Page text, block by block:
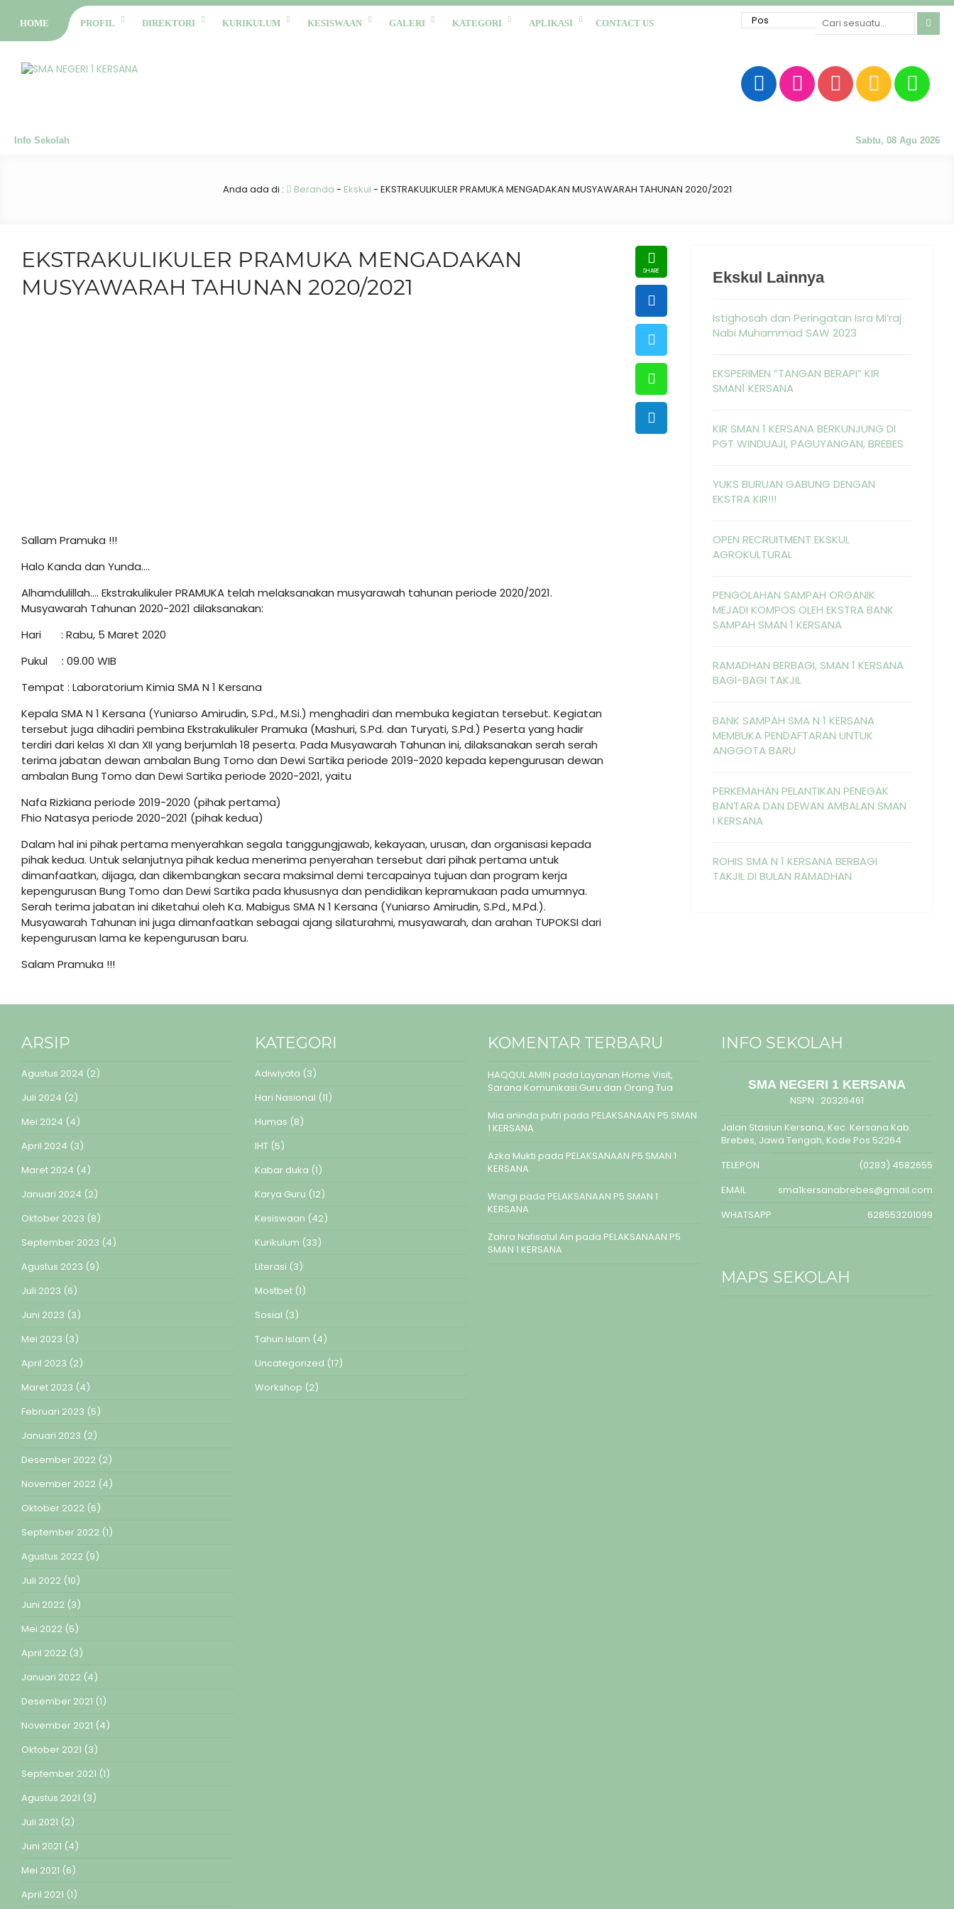
HOME PROFIL DIREKTORI KURIKULUM KESISWAAN GALERI KATEGORI APLIKASI CONTACT US
Info Sekolah Sabtu, 08 Agu 2026
Anda ada di : Beranda - Ekskul - EKSTRAKULIKULER PRAMUKA MENGADAKAN MUSYAWARAH TAHUNAN 2020/2021
EKSTRAKULIKULER PRAMUKA MENGADAKAN
MUSYAWARAH TAHUNAN 2020/2021
Sallam Pramuka !!!
Halo Kanda dan Yunda….
Alhamdulillah…. Ekstrakulikuler PRAMUKA telah melaksanakan musyarawah tahunan periode 2020/2021.
Musyawarah Tahunan 2020-2021 dilaksanakan:
Hari : Rabu, 5 Maret 2020
Pukul : 09.00 WIB
Tempat : Laboratorium Kimia SMA N 1 Kersana
Kepala SMA N 1 Kersana (Yuniarso Amirudin, S.Pd., M.Si.) menghadiri dan membuka kegiatan tersebut. Kegiatan
tersebut juga dihadiri pembina Ekstrakulikuler Pramuka (Mashuri, S.Pd. dan Turyati, S.Pd.) Peserta yang hadir
terdiri dari kelas XI dan XII yang berjumlah 18 peserta. Pada Musyawarah Tahunan ini, dilaksanakan serah serah
terima jabatan dewan ambalan Bung Tomo dan Dewi Sartika periode 2019-2020 kepada kepengurusan dewan
ambalan Bung Tomo dan Dewi Sartika periode 2020-2021, yaitu
Nafa Rizkiana periode 2019-2020 (pihak pertama)
Fhio Natasya periode 2020-2021 (pihak kedua)
Dalam hal ini pihak pertama menyerahkan segala tanggungjawab, kekayaan, urusan, dan organisasi kepada
pihak kedua. Untuk selanjutnya pihak kedua menerima penyerahan tersebut dari pihak pertama untuk
dimanfaatkan, dijaga, dan dikembangkan secara maksimal demi tercapainya tujuan dan program kerja
kepengurusan Bung Tomo dan Dewi Sartika pada khususnya dan pendidikan kepramukaan pada umumnya.
Serah terima jabatan ini diketahui oleh Ka. Mabigus SMA N 1 Kersana (Yuniarso Amirudin, S.Pd., M.Pd.).
Musyawarah Tahunan ini juga dimanfaatkan sebagai ajang silaturahmi, musyawarah, dan arahan TUPOKSI dari
kepengurusan lama ke kepengurusan baru.
Salam Pramuka !!!
Ekskul Lainnya
Istighosah dan Peringatan Isra Mi’raj
Nabi Muhammad SAW 2023
EKSPERIMEN “TANGAN BERAPI” KIR
SMAN1 KERSANA
KIR SMAN 1 KERSANA BERKUNJUNG DI
PGT WINDUAJI, PAGUYANGAN, BREBES
YUKS BURUAN GABUNG DENGAN
EKSTRA KIR!!!
OPEN RECRUITMENT EKSKUL
AGROKULTURAL
PENGOLAHAN SAMPAH ORGANIK
MEJADI KOMPOS OLEH EKSTRA BANK
SAMPAH SMAN 1 KERSANA
RAMADHAN BERBAGI, SMAN 1 KERSANA
BAGI-BAGI TAKJIL
BANK SAMPAH SMA N 1 KERSANA
MEMBUKA PENDAFTARAN UNTUK
ANGGOTA BARU
PERKEMAHAN PELANTIKAN PENEGAK
BANTARA DAN DEWAN AMBALAN SMAN
I KERSANA
ROHIS SMA N 1 KERSANA BERBAGI
TAKJIL DI BULAN RAMADHAN
ARSIP
Agustus 2024 (2)
Juli 2024 (2)
Mei 2024 (4)
April 2024 (3)
Maret 2024 (4)
Januari 2024 (2)
Oktober 2023 (8)
September 2023 (4)
Agustus 2023 (9)
Juli 2023 (6)
Juni 2023 (3)
Mei 2023 (3)
April 2023 (2)
Maret 2023 (4)
Februari 2023 (5)
Januari 2023 (2)
Desember 2022 (2)
November 2022 (4)
Oktober 2022 (6)
September 2022 (1)
Agustus 2022 (9)
Juli 2022 (10)
Juni 2022 (3)
Mei 2022 (5)
April 2022 (3)
Januari 2022 (4)
Desember 2021 (1)
November 2021 (4)
Oktober 2021 (3)
September 2021 (1)
Agustus 2021 (3)
Juli 2021 (2)
Juni 2021 (4)
Mei 2021 (6)
April 2021 (1)
KATEGORI
Adiwiyata (3)
Hari Nasional (11)
Humas (8)
IHT(5)
Kabar duka (1)
Karya Guru (12)
Kesiswaan (42)
Kurikulum (33)
Literasi (3)
Mostbet(1)
Sosial (3)
Tahun Islam (4)
Uncategorized (17)
Workshop (2)
KOMENTAR TERBARU
HAQQUL AMIN pada Layanan Home Visit,
Sarana Komunikasi Guru dan Orang Tua
Mia aninda putri pada PELAKSANAAN P5 SMAN
1 KERSANA
Azka Mukti pada PELAKSANAAN P5 SMAN 1
KERSANA
Wangi pada PELAKSANAAN P5 SMAN 1
KERSANA
Zahra Nafisatul Ain pada PELAKSANAAN P5
SMAN 1 KERSANA
INFO SEKOLAH
SMA NEGERI 1 KERSANA
NSPN : 20326461
Jalan Stasiun Kersana, Kec. Kersana Kab.
Brebes, Jawa Tengah, Kode Pos 52264
TELEPON
(0283) 4582655
EMAIL
sma1kersanabrebes@gmail.com
WHATSAPP
628553201099
MAPS SEKOLAH